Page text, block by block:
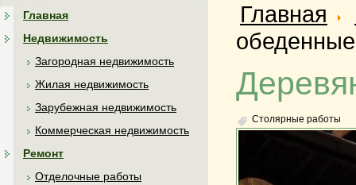
Главная
Недвижимость
Загородная недвижимость
Жилая недвижимость
Зарубежная недвижимость
Коммерческая недвижимость
Ремонт
Отделочные работы
Главная
Столярные работы